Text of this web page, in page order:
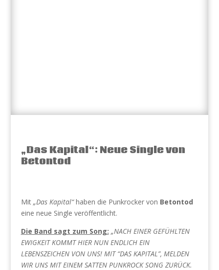
„Das Kapital“: Neue Single von
Betontod
Mit „Das Kapital“haben die Punkrocker von Betontod
eine neue Single veröffentlicht.
Die Band sagt zum Song: „NACH EINER GEFÜHLTEN
EWIGKEIT KOMMT HIER NUN ENDLICH EIN
LEBENSZEICHEN VON UNS! MIT “DAS KAPITAL”, MELDEN
WIR UNS MIT EINEM SATTEN PUNKROCK SONG ZURÜCK.